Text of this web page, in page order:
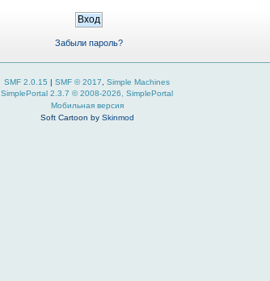
Забыли пароль?
SMF 2.0.15 | SMF © 2017
Simple Machines
SimplePortal 2.3.7 © 2008-2026, SimplePortal
Мобильная версия
Soft Cartoon by Skinmod